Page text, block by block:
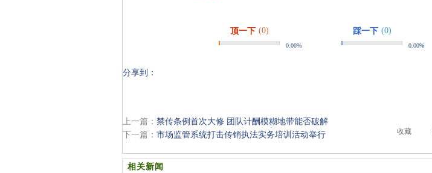
顶一下 (0)
0.00%
踩一下 (0)
0.00%
分享到：
上一篇： 禁传条例首次大修 团队计酬模糊地带能否破解
下一篇： 市场监管系统打击传销执法实务培训活动举行 收藏
相关新闻